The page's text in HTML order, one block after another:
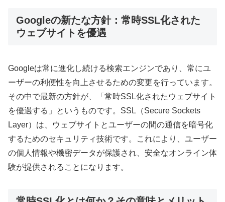
Googleの新たな方針：常時SSL化された
ウェブサイトを優遇
Googleは常に進化し続ける検索エンジンであり、常にユ
ーザーの利便性を向上させるための変更を行っています。
その中で最新の方針が、「常時SSL化されたウェブサイト
を優遇する」というものです。SSL（Secure Sockets
Layer）は、ウェブサイトとユーザーの間の通信を暗号化
するためのセキュリティ技術です。これにより、ユーザー
の個人情報や機密データが保護され、安全なオンライン体
験が提供されることになります。